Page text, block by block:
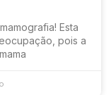
Esta
pois a